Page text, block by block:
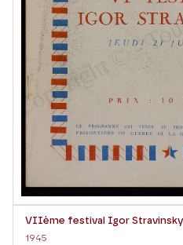
VIIème festival Igor Stravinsky
1945